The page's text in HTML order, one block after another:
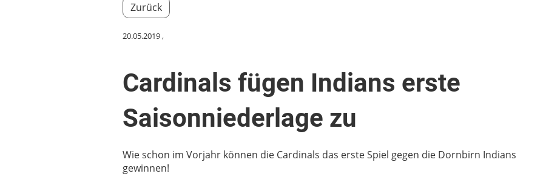
Zurück
20.05.2019,
Cardinals fügen Indians erste
Saisonniederlage zu
Wie schon im Vorjahr können die Cardinals das erste Spiel gegen die Dornbirn Indians
gewinnen!